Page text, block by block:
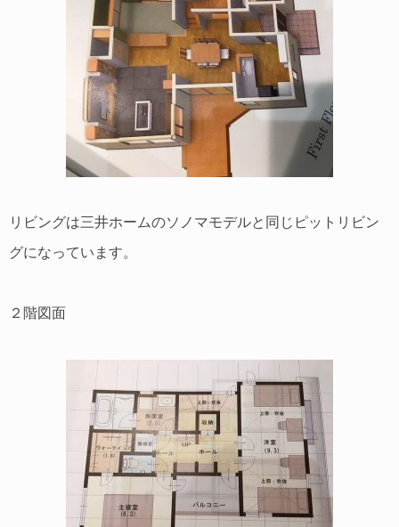
リビングは三井ホームのソノマモデルと同じピットリビン
グになっています。
２階図面